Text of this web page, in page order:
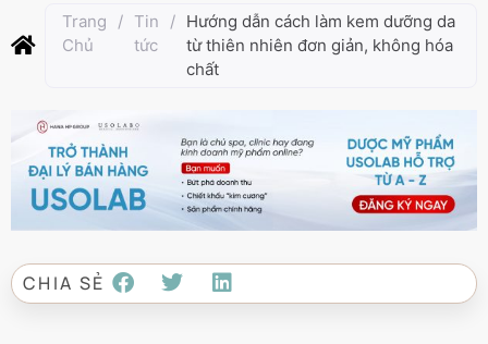
Trang
Chủ
/ Tin
tức
/ Hướng dẫn cách làm kem dưỡng da
từ thiên nhiên đơn giản, không hóa
chất
CHIA SẺ